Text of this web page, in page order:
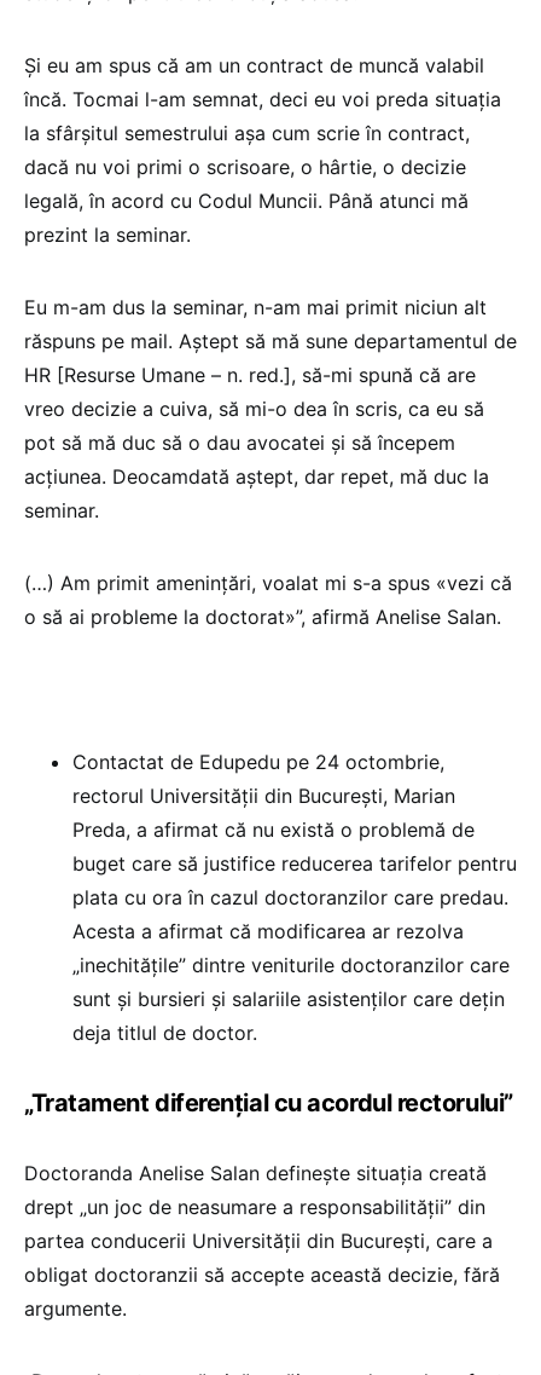
Și eu am spus că am un contract de muncă valabil
încă. Tocmai l-am semnat, deci eu voi preda situația
la sfârșitul semestrului așa cum scrie în contract,
dacă nu voi primi o scrisoare, o hârtie, o decizie
legală, în acord cu Codul Muncii. Până atunci mă
prezint la seminar.
Eu m-am dus la seminar, n-am mai primit niciun alt
răspuns pe mail. Aștept să mă sune departamentul de
HR [Resurse Umane – n. red.], să-mi spună că are
vreo decizie a cuiva, să mi-o dea în scris, ca eu să
pot să mă duc să o dau avocatei și să începem
acțiunea. Deocamdată aștept, dar repet, mă duc la
seminar.
(…) Am primit amenințări, voalat mi s-a spus «vezi că
o să ai probleme la doctorat»”, afirmă Anelise Salan.
Contactat de Edupedu pe 24 octombrie,
rectorul Universității din București, Marian
Preda, a afirmat că nu există o problemă de
buget care să justifice reducerea tarifelor pentru
plata cu ora în cazul doctoranzilor care predau.
Acesta a afirmat că modificarea ar rezolva
„inechitățile” dintre veniturile doctoranzilor care
sunt și bursieri și salariile asistenților care dețin
deja titlul de doctor.
„Tratament diferențial cu acordul rectorului”
Doctoranda Anelise Salan definește situația creată
drept „un joc de neasumare a responsabilității” din
partea conducerii Universității din București, care a
obligat doctoranzii să accepte această decizie, fără
argumente.